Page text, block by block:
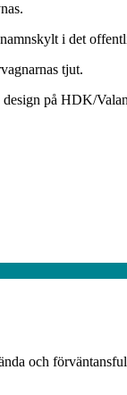
i det
tjut.
på HDK/
och